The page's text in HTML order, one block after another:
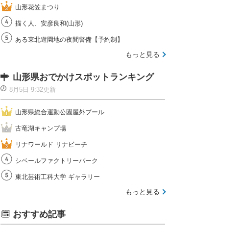
山形花笠まつり
描く人、安彦良和(山形)
ある東北遊園地の夜間警備【予約制】
もっと見る
山形県おでかけスポットランキング
8月5日 9:32更新
山形県総合運動公園屋外プール
古竜湖キャンプ場
リナワールド リナビーチ
シベールファクトリーパーク
東北芸術工科大学 ギャラリー
もっと見る
おすすめ記事